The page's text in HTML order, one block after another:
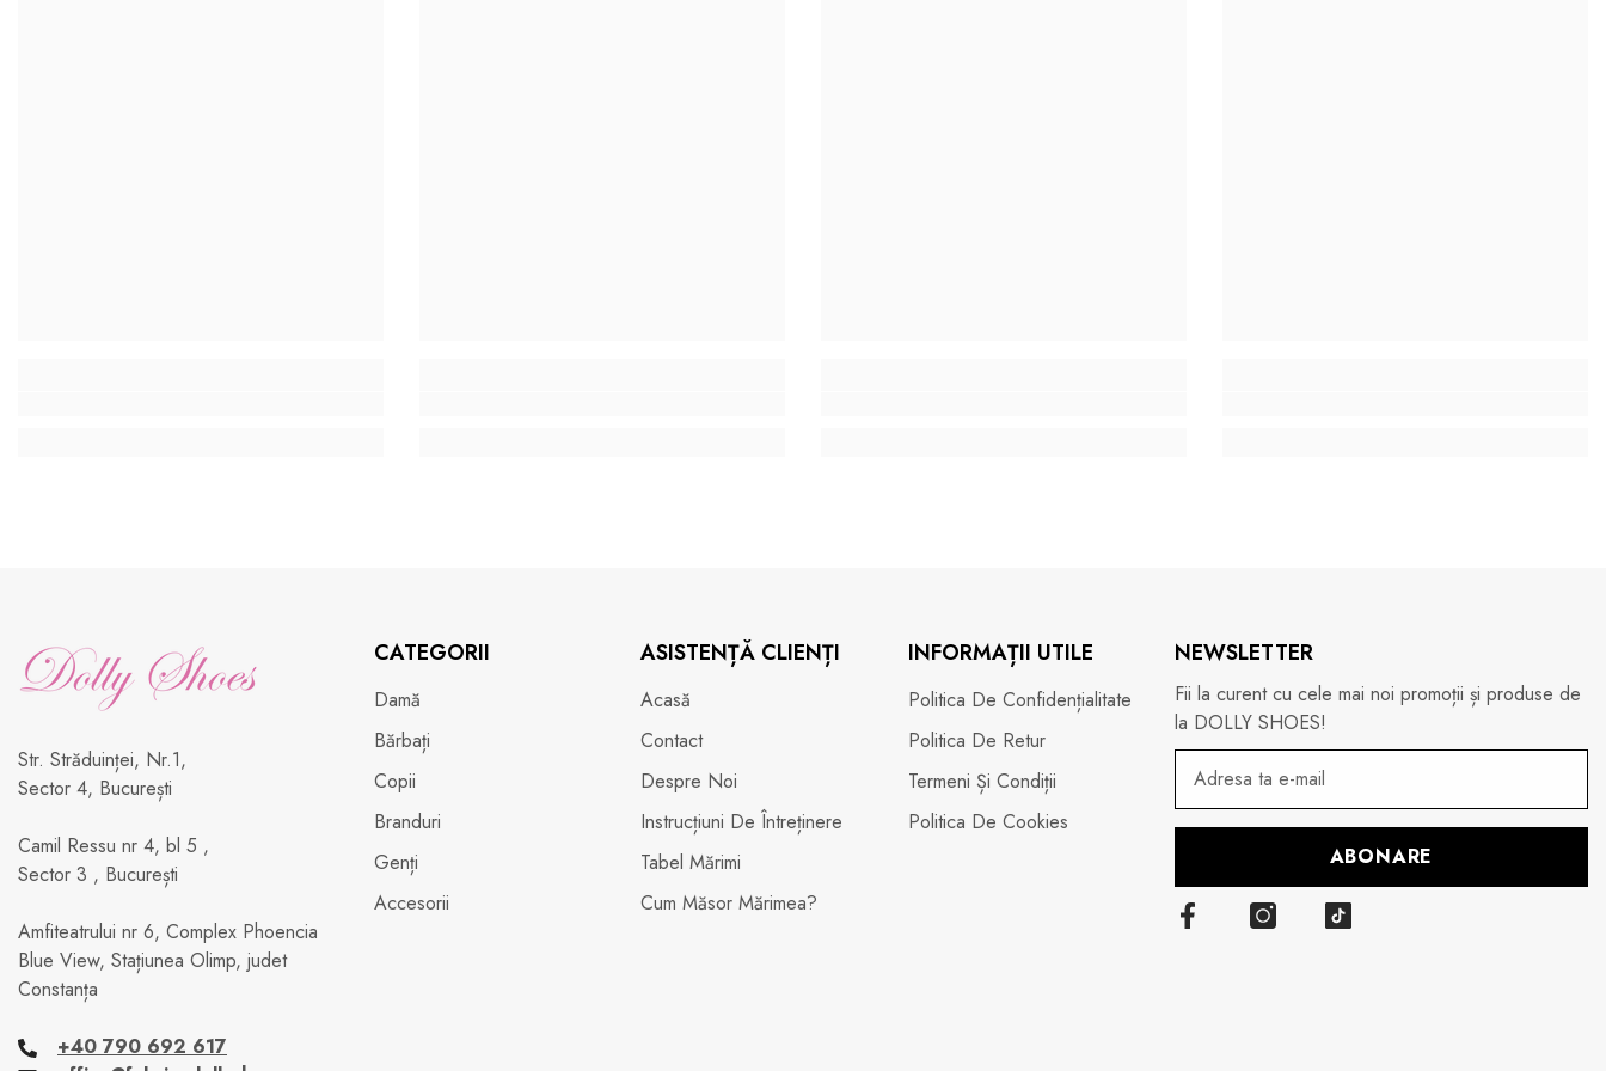
Str. Străduinței, Nr.1,
Sector 4, București
Camil Ressu nr 4, bl 5 ,
Sector 3 , București
Amfiteatrului nr 6, Complex Phoencia
Blue View, Stațiunea Olimp, judet
Constanța
+40 790 692 617
CATEGORII
Damă
Bărbați
Copii
Branduri
Genți
Accesorii
ASISTENȚĂ CLIENȚI
Acasă
Contact
Despre Noi
Instrucțiuni De Întreținere
Tabel Mărimi
Cum Măsor Mărimea?
INFORMAȚII UTILE
Politica De Confidențialitate
Politica De Retur
Termeni Și Condiții
Politica De Cookies
NEWSLETTER
Fii la curent cu cele mai noi promoții și produse de
la DOLLY SHOES!
ABONARE